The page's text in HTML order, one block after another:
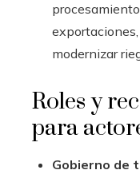
modernizar
Roles y
para
Gobierno de